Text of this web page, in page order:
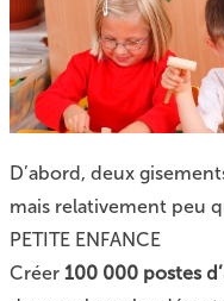
D’abord, deux
mais relativement peu
PETITE ENFANCE
Créer 100 000 postes